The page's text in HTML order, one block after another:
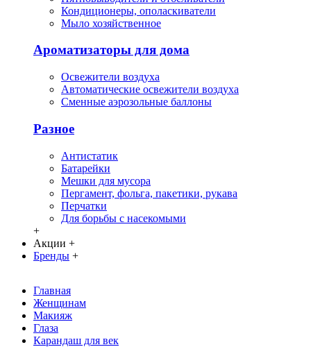
Кондиционеры, ополаскиватели
Мыло хозяйственное
Ароматизаторы для дома
Освежители воздуха
Автоматические освежители воздуха
Сменные аэрозольные баллоны
Разное
Антистатик
Батарейки
Мешки для мусора
Пергамент, фольга, пакетики, рукава
Перчатки
Для борьбы с насекомыми
+
Акции +
Бренды +
Главная
Женщинам
Макияж
Глаза
Карандаш для век